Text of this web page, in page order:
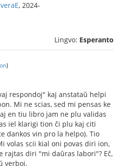
, 2024-
Lingvo: Esperanto
)
respondoj" kaj anstataŭ helpi
Mi ne scias, sed mi pensas ke
en tiu libro jam ne plu validas
iel klarigi tion ĉi plu kaj citi
dankos vin pro la helpo). Tio
volas scii kial oni povas diri ion,
rajtas diri "mi daŭras labori"? Eĉ,
verboj.